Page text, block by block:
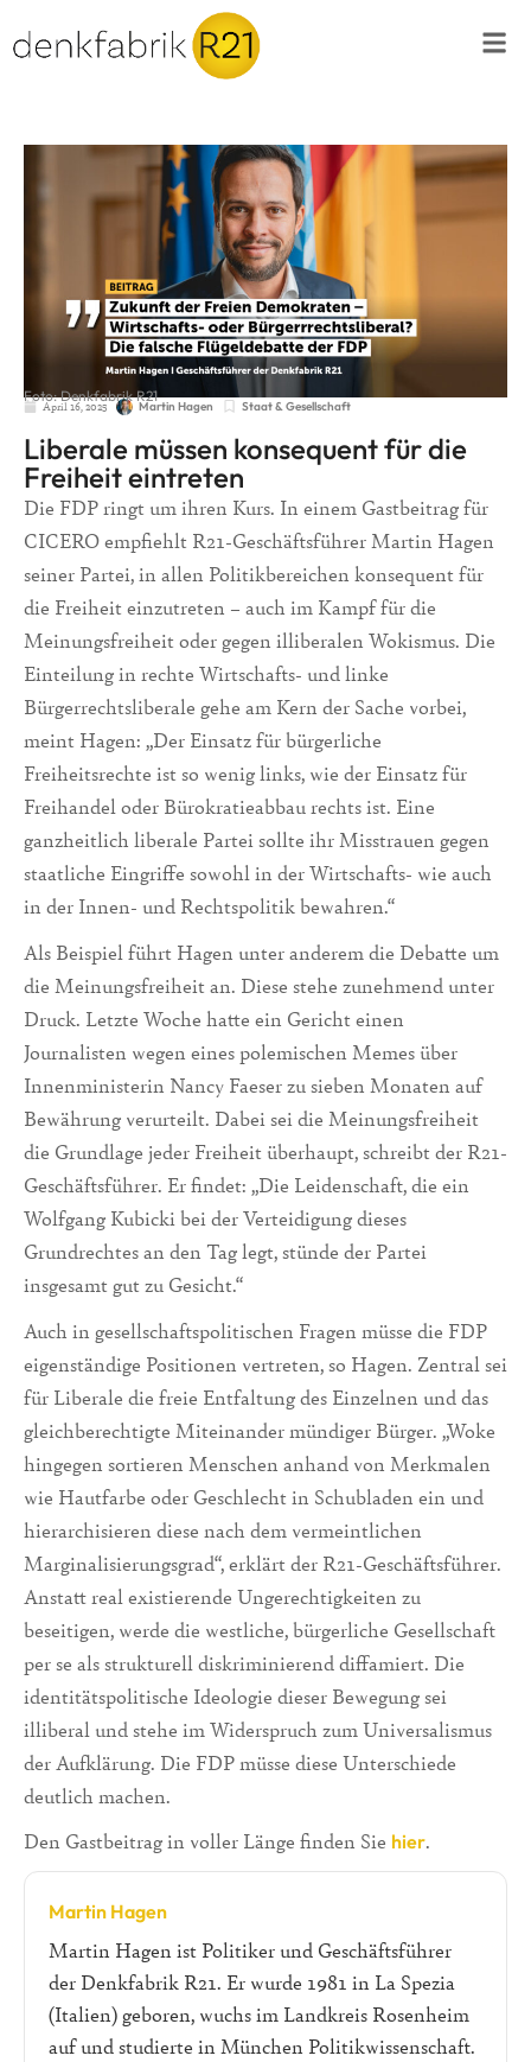
Foto: Denkfabrik R21
April 16, 2025 Martin Hagen Staat & Gesellschaft
Liberale müssen konsequent für die
Freiheit eintreten
Die FDP ringt um ihren Kurs. In einem Gastbeitrag für
CICERO empfiehlt R21-Geschäftsführer Martin Hagen
seiner Partei, in allen Politikbereichen konsequent für
die Freiheit einzutreten – auch im Kampf für die
Meinungsfreiheit oder gegen illiberalen Wokismus. Die
Einteilung in rechte Wirtschafts- und linke
Bürgerrechtsliberale gehe am Kern der Sache vorbei,
meint Hagen: „Der Einsatz für bürgerliche
Freiheitsrechte ist so wenig links, wie der Einsatz für
Freihandel oder Bürokratieabbau rechts ist. Eine
ganzheitlich liberale Partei sollte ihr Misstrauen gegen
staatliche Eingriffe sowohl in der Wirtschafts- wie auch
in der Innen- und Rechtspolitik bewahren.“
Als Beispiel führt Hagen unter anderem die Debatte um
die Meinungsfreiheit an. Diese stehe zunehmend unter
Druck. Letzte Woche hatte ein Gericht einen
Journalisten wegen eines polemischen Memes über
Innenministerin Nancy Faeser zu sieben Monaten auf
Bewährung verurteilt. Dabei sei die Meinungsfreiheit
die Grundlage jeder Freiheit überhaupt, schreibt der R21-
Geschäftsführer. Er findet: „Die Leidenschaft, die ein
Wolfgang Kubicki bei der Verteidigung dieses
Grundrechtes an den Tag legt, stünde der Partei
insgesamt gut zu Gesicht.“
Auch in gesellschaftspolitischen Fragen müsse die FDP
eigenständige Positionen vertreten, so Hagen. Zentral sei
für Liberale die freie Entfaltung des Einzelnen und das
gleichberechtigte Miteinander mündiger Bürger. „Woke
hingegen sortieren Menschen anhand von Merkmalen
wie Hautfarbe oder Geschlecht in Schubladen ein und
hierarchisieren diese nach dem vermeintlichen
Marginalisierungsgrad“, erklärt der R21-Geschäftsführer.
Anstatt real existierende Ungerechtigkeiten zu
beseitigen, werde die westliche, bürgerliche Gesellschaft
per se als strukturell diskriminierend diffamiert. Die
identitätspolitische Ideologie dieser Bewegung sei
illiberal und stehe im Widerspruch zum Universalismus
der Aufklärung. Die FDP müsse diese Unterschiede
deutlich machen.
Den Gastbeitrag in voller Länge finden Sie hier.
Martin Hagen
Martin Hagen ist Politiker und Geschäftsführer
der Denkfabrik R21. Er wurde 1981 in La Spezia
(Italien) geboren, wuchs im Landkreis Rosenheim
auf und studierte in München Politikwissenschaft.